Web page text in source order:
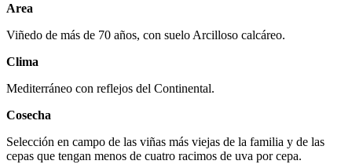
Area
Viñedo de más de 70 años, con suelo Arcilloso calcáreo.
Clima
Mediterráneo con reflejos del Continental.
Cosecha
Selección en campo de las viñas más viejas de la familia y de las
cepas que tengan menos de cuatro racimos de uva por cepa.